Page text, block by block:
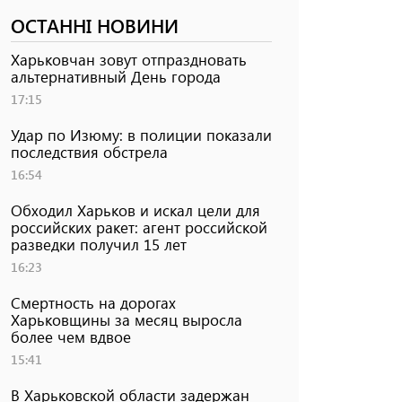
ОСТАННІ НОВИНИ
Харьковчан зовут отпраздновать
альтернативный День города
17:15
Удар по Изюму: в полиции показали
последствия обстрела
16:54
Обходил Харьков и искал цели для
российских ракет: агент российской
разведки получил 15 лет
16:23
Смертность на дорогах
Харьковщины за месяц выросла
более чем вдвое
15:41
В Харьковской области задержан